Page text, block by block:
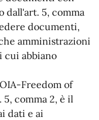
dall'art. 5, comma
documenti,
amministrazioni
cui abbiano
Freedom of
comma 2, è il
dati e ai